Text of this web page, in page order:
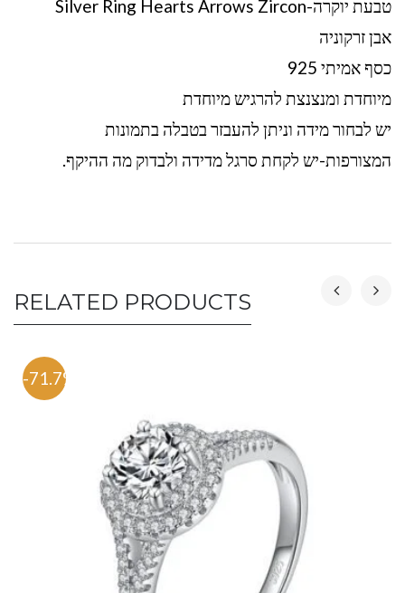
טבעת יוקרה-Silver Ring Hearts Arrows Zircon
אבן זרקוניה
כסף אמיתי 925
מיוחדת ומנצנצת להרגיש מיוחדת
יש לבחור מידה וניתן להעבזר בטבלה בתמונות
המצורפות-יש לקחת סרגל מדידה ולבדוק מה ההיקף.
RELATED PRODUCTS
-71.7%